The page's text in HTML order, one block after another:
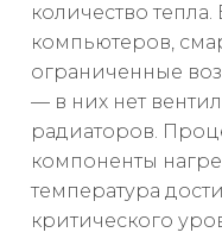
количество
компьютеров,
ограниченные
— в них нет
радиаторов.
компоненты
температура
критического